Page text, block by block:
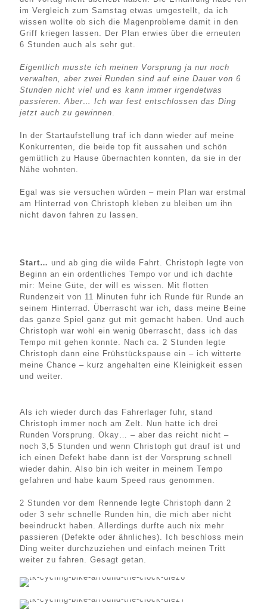
im Vergleich zum Samstag etwas umgestellt, da ich
wissen wollte ob sich die Magenprobleme damit in den
Griff kriegen lassen. Der Plan erwies über die erneuten
6 Stunden auch als sehr gut.
Eigentlich musste ich meinen Vorsprung ja nur noch
verwalten, aber zwei Runden sind auf eine Dauer von 6
Stunden nicht viel und es kann immer irgendetwas
passieren. Aber… Ich war fest entschlossen das Ding
jetzt auch zu gewinnen.
In der Startaufstellung traf ich dann wieder auf meine
Konkurrenten, die beide top fit aussahen und schön
gemütlich zu Hause übernachten konnten, da sie in der
Nähe wohnten.
Egal was sie versuchen würden – mein Plan war erstmal
am Hinterrad von Christoph kleben zu bleiben um ihn
nicht davon fahren zu lassen.
Start… und ab ging die wilde Fahrt. Christoph legte von
Beginn an ein ordentliches Tempo vor und ich dachte
mir: Meine Güte, der will es wissen. Mit flotten
Rundenzeit von 11 Minuten fuhr ich Runde für Runde an
seinem Hinterrad. Überrascht war ich, dass meine Beine
das ganze Spiel ganz gut mit gemacht haben. Und auch
Christoph war wohl ein wenig überrascht, dass ich das
Tempo mit gehen konnte. Nach ca. 2 Stunden legte
Christoph dann eine Frühstückspause ein – ich witterte
meine Chance – kurz angehalten eine Kleinigkeit essen
und weiter.
Als ich wieder durch das Fahrerlager fuhr, stand
Christoph immer noch am Zelt. Nun hatte ich drei
Runden Vorsprung. Okay… – aber das reicht nicht –
noch 3,5 Stunden und wenn Christoph gut drauf ist und
ich einen Defekt habe dann ist der Vorsprung schnell
wieder dahin. Also bin ich weiter in meinem Tempo
gefahren und habe kaum Speed raus genommen.
2 Stunden vor dem Rennende legte Christoph dann 2
oder 3 sehr schnelle Runden hin, die mich aber nicht
beeindruckt haben. Allerdings durfte auch nix mehr
passieren (Defekte oder ähnliches). Ich beschloss mein
Ding weiter durchzuziehen und einfach meinen Tritt
weiter zu fahren. Gesagt getan.